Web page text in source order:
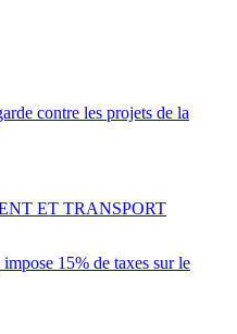
contre les projets de la
15% de taxes sur le
ET TRANSPORT